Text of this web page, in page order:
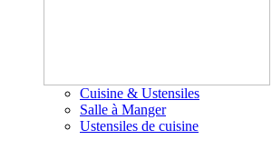
Cuisine & Ustensiles
Salle à Manger
Ustensiles de cuisine